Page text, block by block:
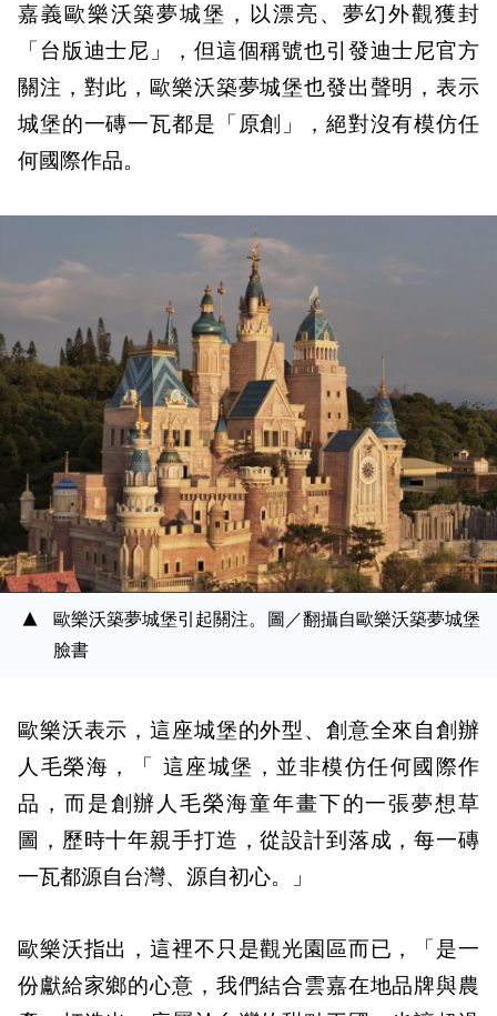
嘉義歐樂沃築夢城堡，以漂亮、夢幻外觀獲封
「台版迪士尼」，但這個稱號也引發迪士尼官方
關注，對此，歐樂沃築夢城堡也發出聲明，表示
城堡的一磚一瓦都是「原創」，絕對沒有模仿任
何國際作品。
歐樂沃築夢城堡引起關注。圖／翻攝自歐樂沃築夢城堡
臉書
歐樂沃表示，這座城堡的外型、創意全來自創辦
人毛榮海，「 這座城堡，並非模仿任何國際作
品，而是創辦人毛榮海童年畫下的一張夢想草
圖，歷時十年親手打造，從設計到落成，每一磚
一瓦都源自台灣、源自初心。」
歐樂沃指出，這裡不只是觀光園區而已，「是一
份獻給家鄉的心意，我們結合雲嘉在地品牌與農